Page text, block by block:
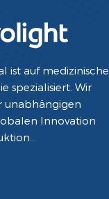
ist auf medizinische
spezialisiert. Wir
unabhängigen
Innovation
mit